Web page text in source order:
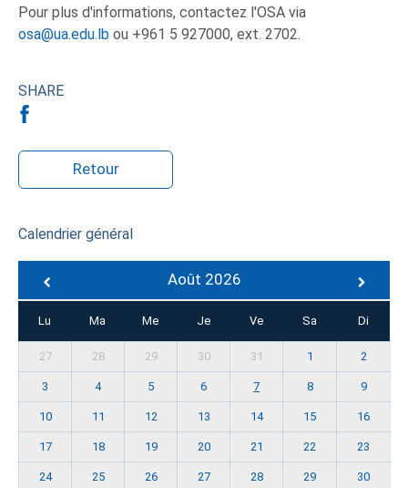
Pour plus d'informations, contactez l'OSA via
osa@ua.edu.lb ou +961 5 927000, ext. 2702.
SHARE
Retour
Calendrier général
Août 2026
Lu Ma Me Je Ve Sa Di
27 28 29 30 31 1 2
3 4 5 6 7 8 9
10 11 12 13 14 15 16
17 18 19 20 21 22 23
24 25 26 27 28 29 30